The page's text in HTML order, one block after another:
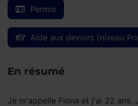
Permis
Aide aux devoirs (niveau
En résumé
Je m'appelle Fiona et j'ai 22 ans.